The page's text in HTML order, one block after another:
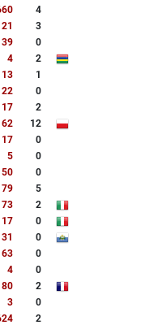
4
21
3
39
0
4
2
13
1
22
0
17
2
12
17
0
5
0
50
0
79
5
73
2
17
0
31
0
0
4
0
80
2
3
0
2